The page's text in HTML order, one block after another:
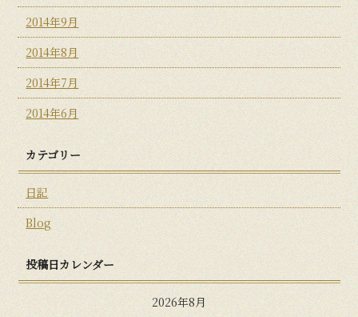
2014年9月
2014年8月
2014年7月
2014年6月
カテゴリー
日記
Blog
投稿日カレンダー
2026年8月